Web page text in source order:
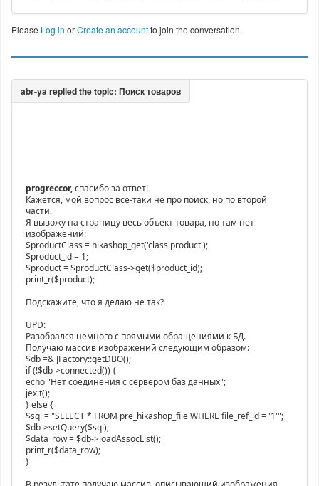
Please Log in orCreate an accountto join the conversation.
progreccor,спасибо за ответ!
Кажется, мой вопрос все-таки не про поиск, но по второй
части.
Я вывожу на страницу весь объект товара, но там нет
изображений:
$productClass = hikashop_get('class.product');
$product_id = 1;
$product = $productClass->get($product_id);
print_r($product);
Подскажите, что я делаю не так?
UPD:
Разобрался немного с прямыми обращениями к БД.
Получаю массив изображений следующим образом:
$db =& JFactory::getDBO();
if (!$db->connected()) {
echo "Нет соединения с сервером баз данных";
jexit();
} else {
$sql = "SELECT * FROM pre_hikashop_file WHERE file_ref_id = '1'";
$db->setQuery($sql);
$data_row = $db->loadAssocList();
print_r($data_row);
}